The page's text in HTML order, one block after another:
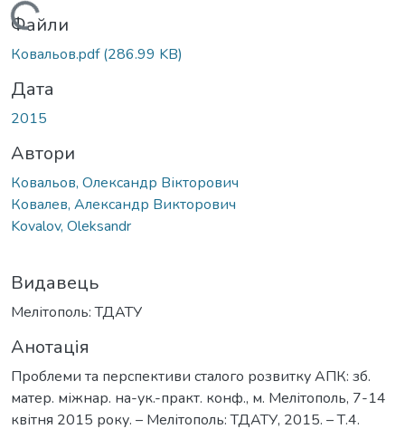
Вантажиться...
Файли
Ковальов.pdf(286.99 KB)
Дата
2015
Автори
Ковальов, Олександр Вікторович
Ковалев, Александр Викторович
Kovalov, Oleksandr
Видавець
Мелітополь: ТДАТУ
Анотація
Проблеми та перспективи сталого розвитку АПК: зб.
матер. міжнар. на-ук.-практ. конф., м. Мелітополь, 7-14
квітня 2015 року. – Мелітополь: ТДАТУ, 2015. – Т.4.